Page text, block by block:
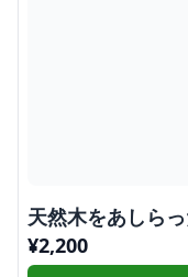
天然木をあしら
¥2,200